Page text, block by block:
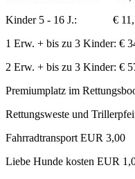
Kinder 5 - 16 J.: €
1 Erw. + bis zu 3 Kinder: €
2 Erw. + bis zu 3 Kinder: €
Premiumplatz im
Rettungsweste und
Fahrradtransport EUR 3,00
Liebe Hunde kosten EUR